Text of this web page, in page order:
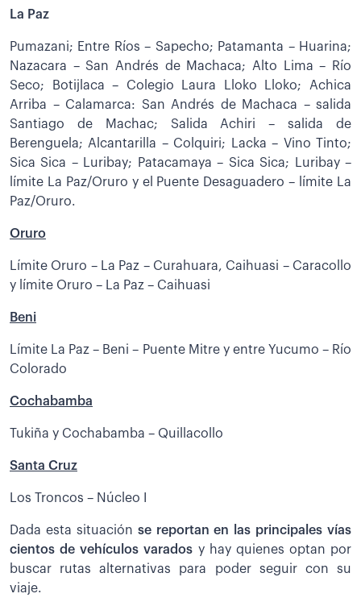
La Paz
Pumazani; Entre Ríos – Sapecho; Patamanta – Huarina;
Nazacara – San Andrés de Machaca; Alto Lima – Río
Seco; Botijlaca – Colegio Laura Lloko Lloko; Achica
Arriba – Calamarca: San Andrés de Machaca – salida
Santiago de Machac; Salida Achiri – salida de
Berenguela; Alcantarilla – Colquiri; Lacka – Vino Tinto;
Sica Sica – Luribay; Patacamaya – Sica Sica; Luribay –
límite La Paz/Oruro y el Puente Desaguadero – límite La
Paz/Oruro.
Oruro
Límite Oruro – La Paz – Curahuara, Caihuasi – Caracollo
y límite Oruro – La Paz – Caihuasi
Beni
Límite La Paz – Beni – Puente Mitre y entre Yucumo – Río
Colorado
Cochabamba
Tukiña y Cochabamba – Quillacollo
Santa Cruz
Los Troncos – Núcleo I
Dada esta situación se reportan en las principales vías
cientos de vehículos varados y hay quienes optan por
buscar rutas alternativas para poder seguir con su
viaje.